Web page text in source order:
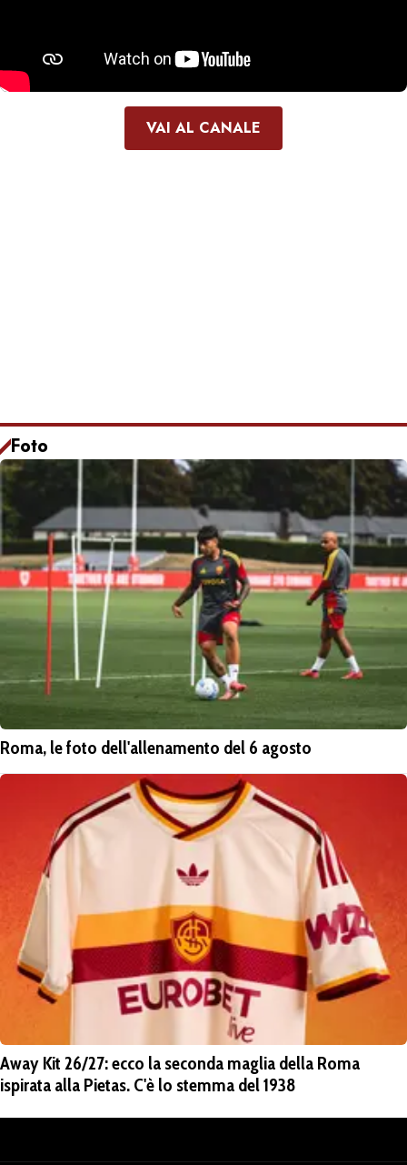
VAI AL CANALE
Foto
Roma, le foto dell'allenamento del 6 agosto
Away Kit 26/27: ecco la seconda maglia della Roma
ispirata alla Pietas. C'è lo stemma del 1938